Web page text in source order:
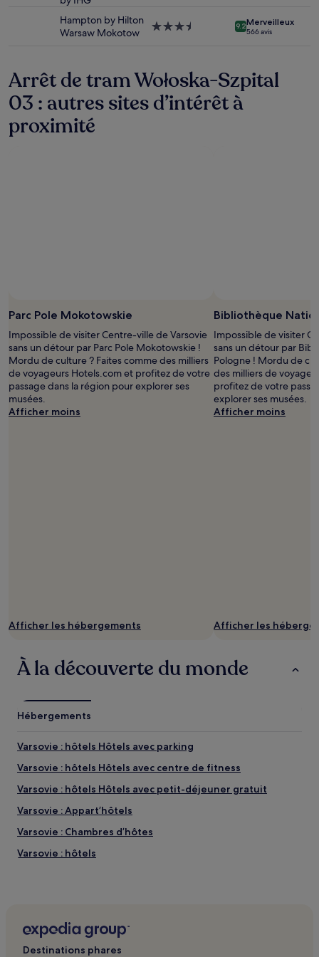
conditions
supplémentaires
Hampton by Hilton
Warsaw Mokotow
Hébergement
9.2Merveilleux
566 avis
Arrêt de tram Wołoska-Szpital
03 : autres sites d’intérêt à
proximité
libre
droits
prise
par
Bhat
Shahnawaz
Parc Pole Mokotowskie
Impossible de visiter Centre-ville de Varsovie
sans un détour par Parc Pole Mokotowskie !
Mordu de culture ? Faites comme des milliers
de voyageurs Hotels.com et profitez de votre
passage dans la région pour explorer ses
musées.
Afficher moins
Afficher les hébergements
Bibliothèque
Impossible de visiter
sans un détour par
Pologne ! Mordu de
des milliers de
profitez de votre
explorer ses musées.
Afficher moins
Afficher les
À la découverte du monde
Hébergements
Varsovie : hôtels Hôtels avec parking
Varsovie : hôtels Hôtels avec centre de fitness
Varsovie : hôtels Hôtels avec petit-déjeuner gratuit
Varsovie : Appart’hôtels
Varsovie : Chambres d’hôtes
Varsovie : hôtels
Galeria Centrum : hôtels à proximité
Destinations phares